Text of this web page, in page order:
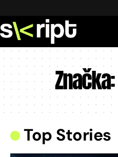
Značka:
Top Stories